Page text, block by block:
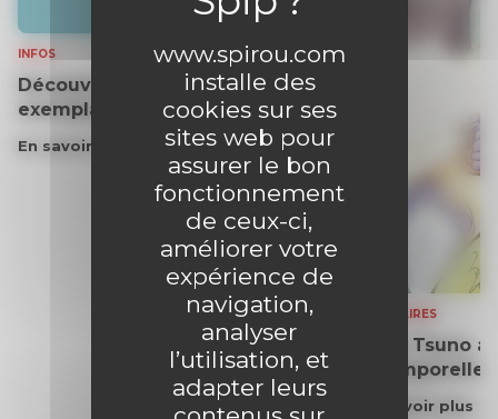
www.spirou.com
installe des
cookies sur ses
sites web pour
assurer le bon
fonctionnement
de ceux-ci,
améliorer votre
expérience de
navigation,
analyser
l’utilisation, et
adapter leurs
INFOS
Découvrez gratuitement un
exemplaire du journal !
En savoir plus
SOMMAIRES
Yoko Tsuno
intemporelle
En savoir plus